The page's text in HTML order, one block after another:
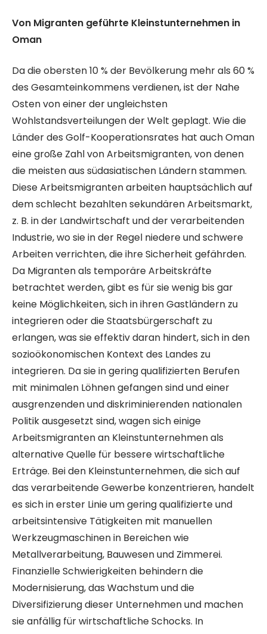
Von Migranten geführte Kleinstunternehmen in
Oman
Da die obersten 10 % der Bevölkerung mehr als 60 %
des Gesamteinkommens verdienen, ist der Nahe
Osten von einer der ungleichsten
Wohlstandsverteilungen der Welt geplagt. Wie die
Länder des Golf-Kooperationsrates hat auch Oman
eine große Zahl von Arbeitsmigranten, von denen
die meisten aus südasiatischen Ländern stammen.
Diese Arbeitsmigranten arbeiten hauptsächlich auf
dem schlecht bezahlten sekundären Arbeitsmarkt,
z. B. in der Landwirtschaft und der verarbeitenden
Industrie, wo sie in der Regel niedere und schwere
Arbeiten verrichten, die ihre Sicherheit gefährden.
Da Migranten als temporäre Arbeitskräfte
betrachtet werden, gibt es für sie wenig bis gar
keine Möglichkeiten, sich in ihren Gastländern zu
integrieren oder die Staatsbürgerschaft zu
erlangen, was sie effektiv daran hindert, sich in den
sozioökonomischen Kontext des Landes zu
integrieren. Da sie in gering qualifizierten Berufen
mit minimalen Löhnen gefangen sind und einer
ausgrenzenden und diskriminierenden nationalen
Politik ausgesetzt sind, wagen sich einige
Arbeitsmigranten an Kleinstunternehmen als
alternative Quelle für bessere wirtschaftliche
Erträge. Bei den Kleinstunternehmen, die sich auf
das verarbeitende Gewerbe konzentrieren, handelt
es sich in erster Linie um gering qualifizierte und
arbeitsintensive Tätigkeiten mit manuellen
Werkzeugmaschinen in Bereichen wie
Metallverarbeitung, Bauwesen und Zimmerei.
Finanzielle Schwierigkeiten behindern die
Modernisierung, das Wachstum und die
Diversifizierung dieser Unternehmen und machen
sie anfällig für wirtschaftliche Schocks. In